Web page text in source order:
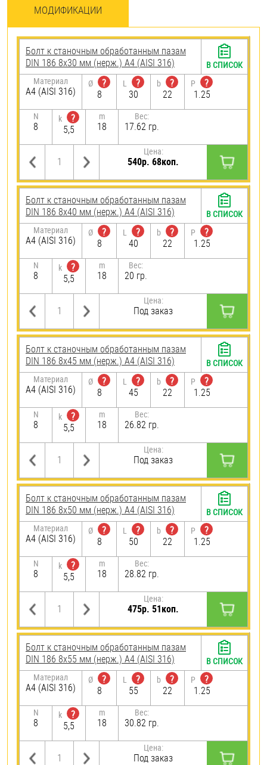
МОДИФИКАЦИИ
Болт к станочным обработанным пазам
DIN 186 8х30 мм (нерж.) A4 (AISI 316)
Материал
A4 (AISI 316)
Ø
?
8
L
?
30
b
?
22
P
?
1.25
N
8
k
?
5,5
m
18
Вес:
17.62 гр.
Цена:
540р. 68коп.
В СПИСОК
Болт к станочным обработанным пазам
DIN 186 8х40 мм (нерж.) A4 (AISI 316)
Материал
A4 (AISI 316)
Ø
?
8
L
?
40
b
?
22
P
?
1.25
N
8
k
?
5,5
m
18
Вес:
20 гр.
Цена:
Под заказ
В СПИСОК
Болт к станочным обработанным пазам
DIN 186 8х45 мм (нерж.) A4 (AISI 316)
Материал
A4 (AISI 316)
Ø
?
8
L
?
45
b
?
22
P
?
1.25
N
8
k
?
5,5
m
18
Вес:
26.82 гр.
Цена:
Под заказ
В СПИСОК
Болт к станочным обработанным пазам
DIN 186 8х50 мм (нерж.) A4 (AISI 316)
Материал
A4 (AISI 316)
Ø
?
8
L
?
50
b
?
22
P
?
1.25
N
8
k
?
5,5
m
18
Вес:
28.82 гр.
Цена:
475р. 51коп.
В СПИСОК
Болт к станочным обработанным пазам
DIN 186 8х55 мм (нерж.) A4 (AISI 316)
Материал
A4 (AISI 316)
Ø
?
8
L
?
55
b
?
22
P
?
1.25
N
8
k
?
5,5
m
18
Вес:
30.82 гр.
Цена:
Под заказ
В СПИСОК